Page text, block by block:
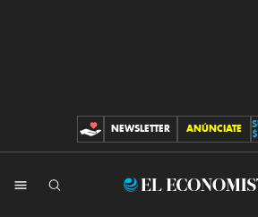
CONTRIBUCIONES
NEWSLETTER ANÚNCIATE
El